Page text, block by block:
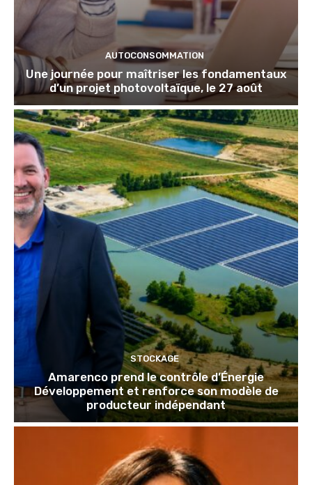
AUTOCONSOMMATION
Une journée pour maîtriser les fondamentaux
d’un projet photovoltaïque, le 27 août
STOCKAGE
Amarenco prend le contrôle d’Énergie
Développement et renforce son modèle de
producteur indépendant